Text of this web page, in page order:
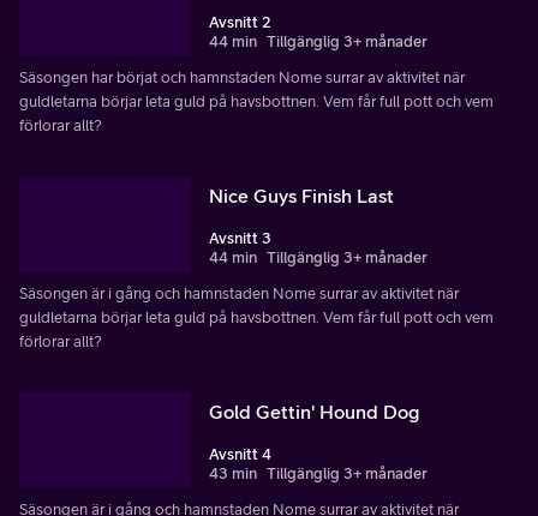
Avsnitt 2
44 min Tillgänglig 3+ månader
Säsongen har börjat och hamnstaden Nome surrar av aktivitet när
guldletarna börjar leta guld på havsbottnen. Vem får full pott och vem
förlorar allt?
Nice Guys Finish Last
Avsnitt 3
44 min Tillgänglig 3+ månader
Säsongen är i gång och hamnstaden Nome surrar av aktivitet när
guldletarna börjar leta guld på havsbottnen. Vem får full pott och vem
förlorar allt?
Gold Gettin' Hound Dog
Avsnitt 4
43 min Tillgänglig 3+ månader
Säsongen är i gång och hamnstaden Nome surrar av aktivitet när